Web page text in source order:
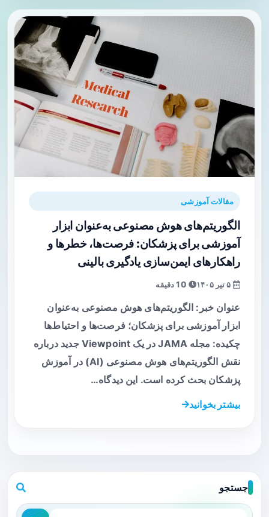
مقالات آموزشی
الگوریتم‌های هوش مصنوعی به‌عنوان ابزار
آموزشی برای پزشکان: فرصت‌ها، خطرها و
راهکارهای ایمن‌سازی یادگیری بالینی
عنوان خبر: الگوریتم‌های هوش مصنوعی به‌عنوان
ابزار آموزشی برای پزشکان؛ فرصت‌ها و احتیاط‌ها
چکیده: مجله JAMA در یک Viewpoint جدید درباره
نقش الگوریتم‌های هوش مصنوعی (AI) در آموزش
پزشکان بحث کرده است. این دیدگاه…
بیشتر بخوانید
جستجو